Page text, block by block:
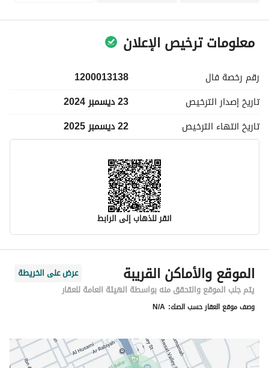
معلومات ترخيص الإعلان
رقم رخصة فال
1200013138
تاريخ إصدار الترخيص
23 ديسمبر 2024
تاريخ انتهاء الترخيص 22 ديسمبر 2025
انقر للذهاب إلى الرابط
معلومات مسؤول الإعلان
اسم المسؤول
-
رقم المسؤول
-
الموقع
الموقع والأماكن القريبة
عرض على الخريطة
يتم جلب الموقع والتحقق منه بواسطة الهيئة العامة للعقار
وصف موقع العقار حسب الصك: N/A